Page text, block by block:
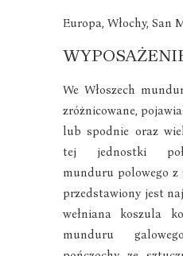
Europa, Włochy, San
We Włoszech
zróżnicowane,
lub spodnie oraz
tej jednostki
munduru polowego z
przedstawiony jest
wełniana koszula
munduru